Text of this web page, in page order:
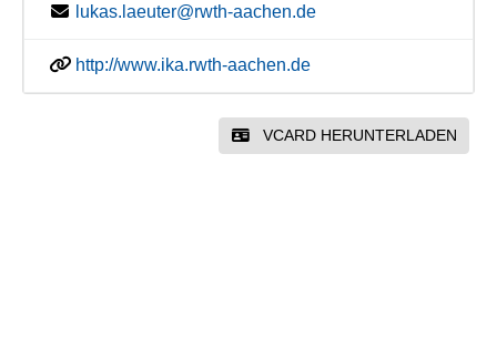
lukas.laeuter@rwth-aachen.de
http://www.ika.rwth-aachen.de
VCARD HERUNTERLADEN